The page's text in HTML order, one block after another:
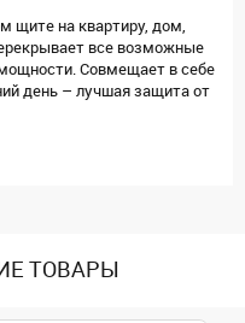
щите на квартиру, дом,
все возможные
Совмещает в себе
день – лучшая защита от
ТОВАРЫ